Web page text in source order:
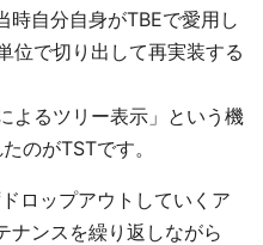
時自分自身がTBEで愛用し
位で切り出して再実装する
よるツリー表示」という機
のがTSTです。
ロップアウトしていくア
ナンスを繰り返しながら